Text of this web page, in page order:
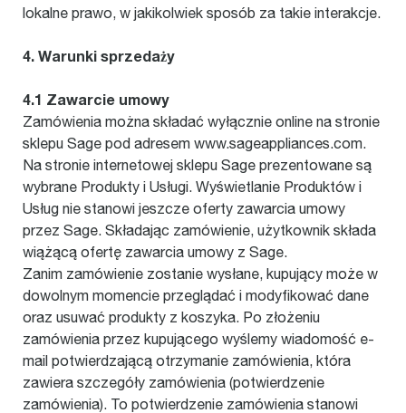
lokalne prawo, w jakikolwiek sposób za takie interakcje.
4. Warunki sprzedaży
4.1 Zawarcie umowy
Zamówienia można składać wyłącznie online na stronie
sklepu Sage pod adresem www.sageappliances.com.
Na stronie internetowej sklepu Sage prezentowane są
wybrane Produkty i Usługi. Wyświetlanie Produktów i
Usług nie stanowi jeszcze oferty zawarcia umowy
przez Sage. Składając zamówienie, użytkownik składa
wiążącą ofertę zawarcia umowy z Sage.
Zanim zamówienie zostanie wysłane, kupujący może w
dowolnym momencie przeglądać i modyfikować dane
oraz usuwać produkty z koszyka. Po złożeniu
zamówienia przez kupującego wyślemy wiadomość e-
mail potwierdzającą otrzymanie zamówienia, która
zawiera szczegóły zamówienia (potwierdzenie
zamówienia). To potwierdzenie zamówienia stanowi